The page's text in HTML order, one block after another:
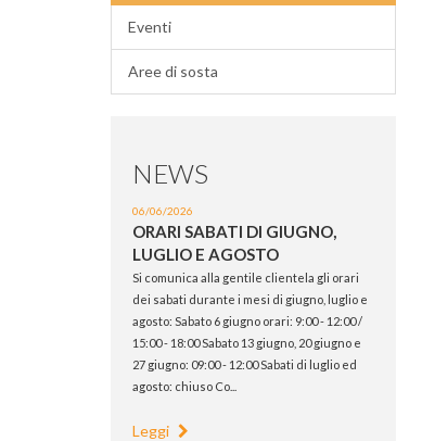
Eventi
Aree di sosta
NEWS
06/06/2026
ORARI SABATI DI GIUGNO,
LUGLIO E AGOSTO
Si comunica alla gentile clientela gli orari
dei sabati durante i mesi di giugno, luglio e
agosto: Sabato 6 giugno orari: 9:00 - 12:00 /
15:00 - 18:00 Sabato 13 giugno, 20 giugno e
27 giugno: 09:00 - 12:00 Sabati di luglio ed
agosto: chiuso Co...
Leggi